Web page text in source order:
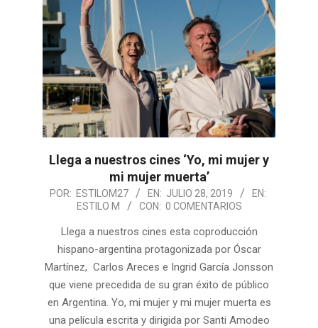
Llega a nuestros cines ‘Yo, mi mujer y
mi mujer muerta’
2019-
POR: ESTILOM27 EN: JULIO 28, 2019
EN:
ESTILO M
CON: 0 COMENTARIOS
Llega a nuestros cines esta coproducción
hispano-argentina protagonizada por Óscar
Martínez, Carlos Areces e Ingrid García Jonsson
que viene precedida de su gran éxito de público
en Argentina. Yo, mi mujer y mi mujer muerta es
una película escrita y dirigida por Santi Amodeo